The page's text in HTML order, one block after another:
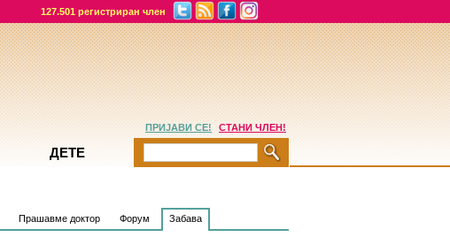
127.501 регистриран член
Прашавме доктор Форум Забава
ПРИЈАВИ СЕ! СТАНИ ЧЛЕН!
ДЕТЕ